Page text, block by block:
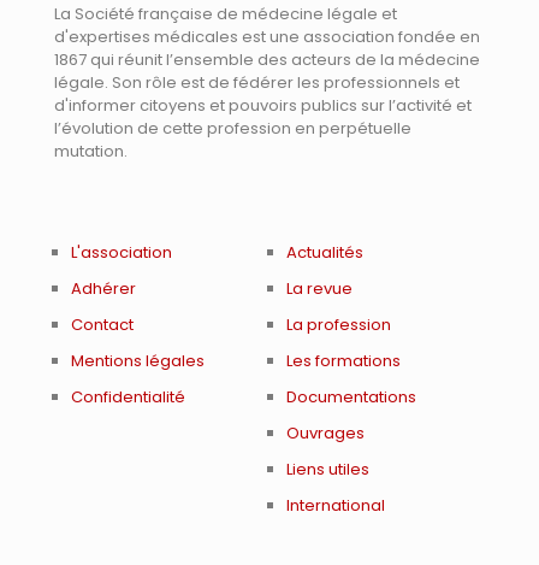
La Société française de médecine légale et
d'expertises médicales est une association fondée en
1867 qui réunit l’ensemble des acteurs de la médecine
légale. Son rôle est de fédérer les professionnels et
d'informer citoyens et pouvoirs publics sur l’activité et
l’évolution de cette profession en perpétuelle
mutation.
L'association
Adhérer
Contact
Mentions légales
Confidentialité
Actualités
La revue
La profession
Les formations
Documentations
Ouvrages
Liens utiles
International